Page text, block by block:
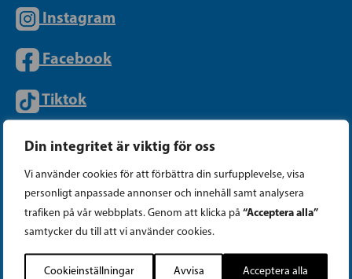
Din integritet är viktig för oss
Vi använder cookies för att förbättra din surfupplevelse, visa
personligt anpassade annonser och innehåll samt analysera
trafiken på vår webbplats. Genom att klicka på “Acceptera alla”
samtycker du till att vi använder cookies.
Cookieinställningar Avvisa Acceptera alla
Instagram
Facebook
Tiktok
PARTIKANSLIET
Telefon (09) 693 070
PB 430, 00101 Helsingfors
Georgsgatan 27, 00100 Helsingfors